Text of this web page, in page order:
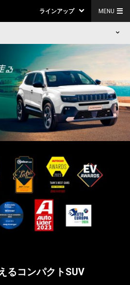
ラインアップ MENU
るコンパクトSUV